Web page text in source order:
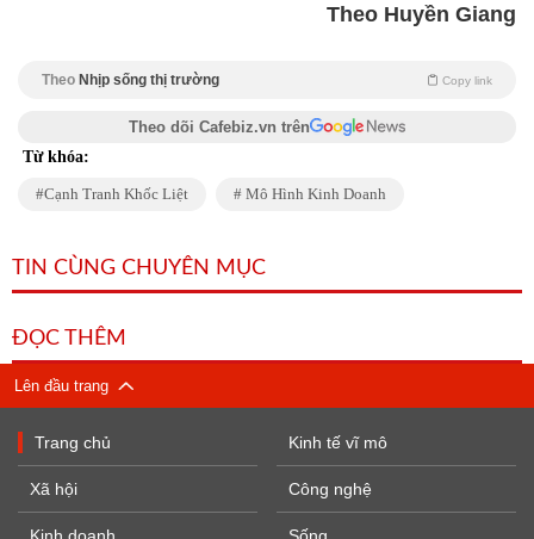
Theo Huyền Giang
Theo Nhịp sống thị trường Copy link
Theo dõi Cafebiz.vn trên
Từ khóa:
Cạnh Tranh Khốc Liệt Mô Hình Kinh Doanh
TIN CÙNG CHUYÊN MỤC
ĐỌC THÊM
Lên đầu trang
Trang chủ
Xã hội
Kinh doanh
Kinh tế vĩ mô
Công nghệ
Sống